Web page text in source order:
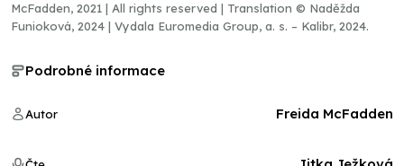
McFadden, 2021 | All rights reserved | Translation © Naděžda
Funioková, 2024 | Vydala Euromedia Group, a. s. – Kalibr, 2024.
Podrobné informace
Autor Freida McFadden